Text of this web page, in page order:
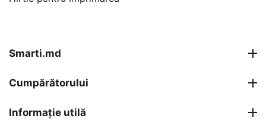
Smarti.md
Cumpărătorului
Informație utilă